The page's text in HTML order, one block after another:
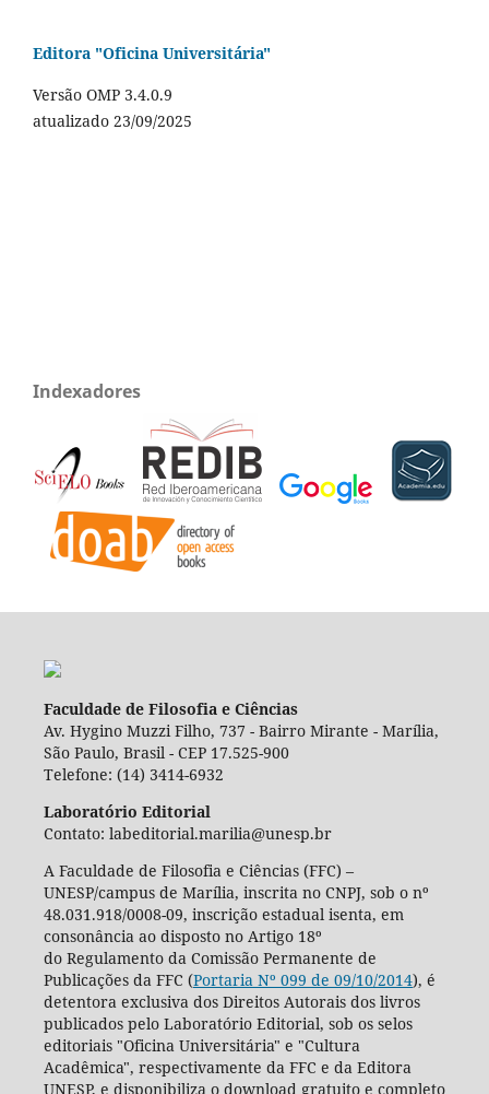
Editora "Oficina Universitária"
Versão OMP 3.4.0.9
atualizado 23/09/2025
Indexadores
Faculdade de Filosofia e Ciências
Av. Hygino Muzzi Filho, 737 - Bairro Mirante - Marília,
São Paulo, Brasil - CEP 17.525-900
Telefone: (14) 3414-6932
Laboratório Editorial
Contato: labeditorial.marilia@unesp.br
A Faculdade de Filosofia e Ciências (FFC) –
UNESP/campus de Marília, inscrita no CNPJ, sob o nº
48.031.918/0008-09, inscrição estadual isenta, em
consonância ao disposto no Artigo 18º
do Regulamento da Comissão Permanente de
Publicações da FFC (Portaria Nº 099 de 09/10/2014), é
detentora exclusiva dos Direitos Autorais dos livros
publicados pelo Laboratório Editorial, sob os selos
editoriais "Oficina Universitária" e "Cultura
Acadêmica", respectivamente da FFC e da Editora
UNESP, e disponibiliza o download gratuito e completo